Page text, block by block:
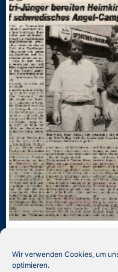
Wir verwenden Cookies, um
optimieren.